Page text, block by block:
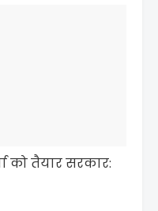
को तैयार सरकार: